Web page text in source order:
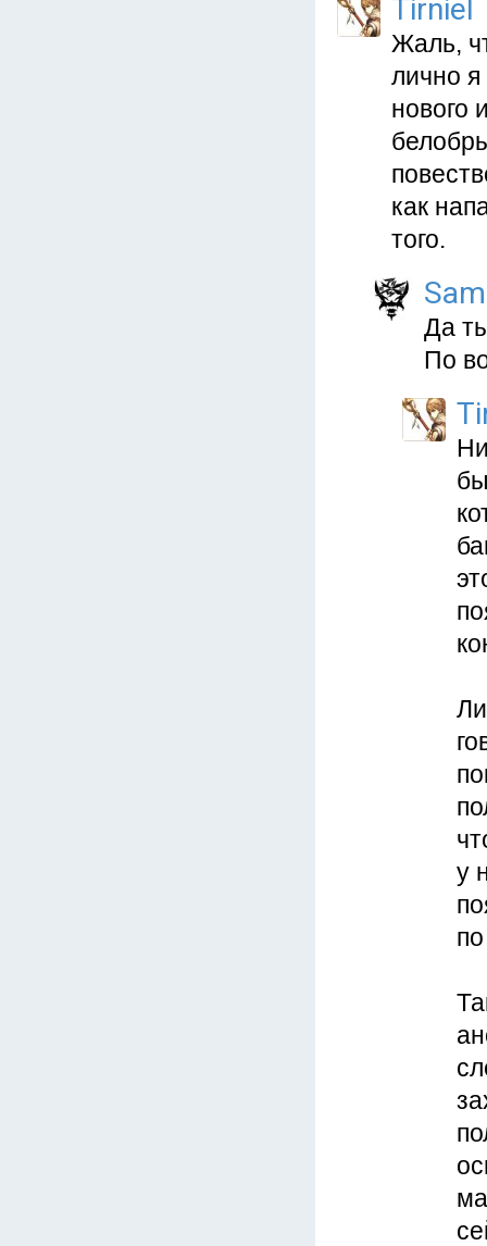
Tirniel
Жаль,
лично я
нового
как
того.
Да
По
у